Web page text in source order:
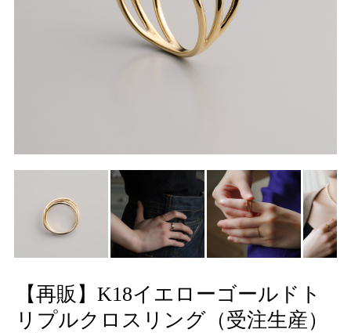
【再販】K18イエローゴールドト
リプルクロスリング（受注生産）